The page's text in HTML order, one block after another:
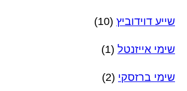
שייע דוידוביץ (10)
שימי אייזנטל (1)
שימי ברזסקי (2)